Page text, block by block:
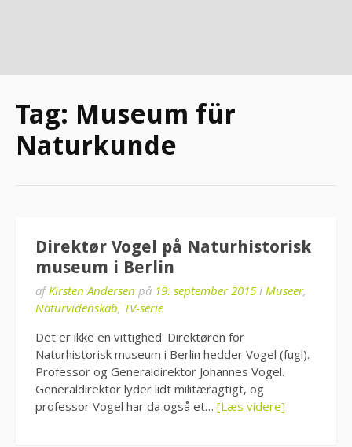
Tag: Museum für
Naturkunde
Direktør Vogel på Naturhistorisk
museum i Berlin
afKirsten Andersen på 19. september 2015 i Museer,
Naturvidenskab, TV-serie
Det er ikke en vittighed. Direktøren for
Naturhistorisk museum i Berlin hedder Vogel (fugl).
Professor og Generaldirektor Johannes Vogel.
Generaldirektor lyder lidt militæragtigt, og
professor Vogel har da også et… [Læs videre]